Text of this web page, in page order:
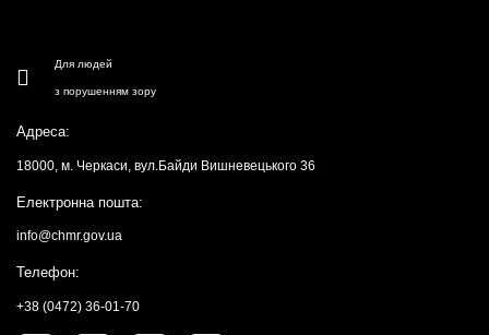
Для людей
з порушенням зору
Адреса:
18000, м. Черкаси, вул.Байди Вишневецького 36
Електронна пошта:
info@chmr.gov.ua
Телефон:
+38 (0472) 36-01-70